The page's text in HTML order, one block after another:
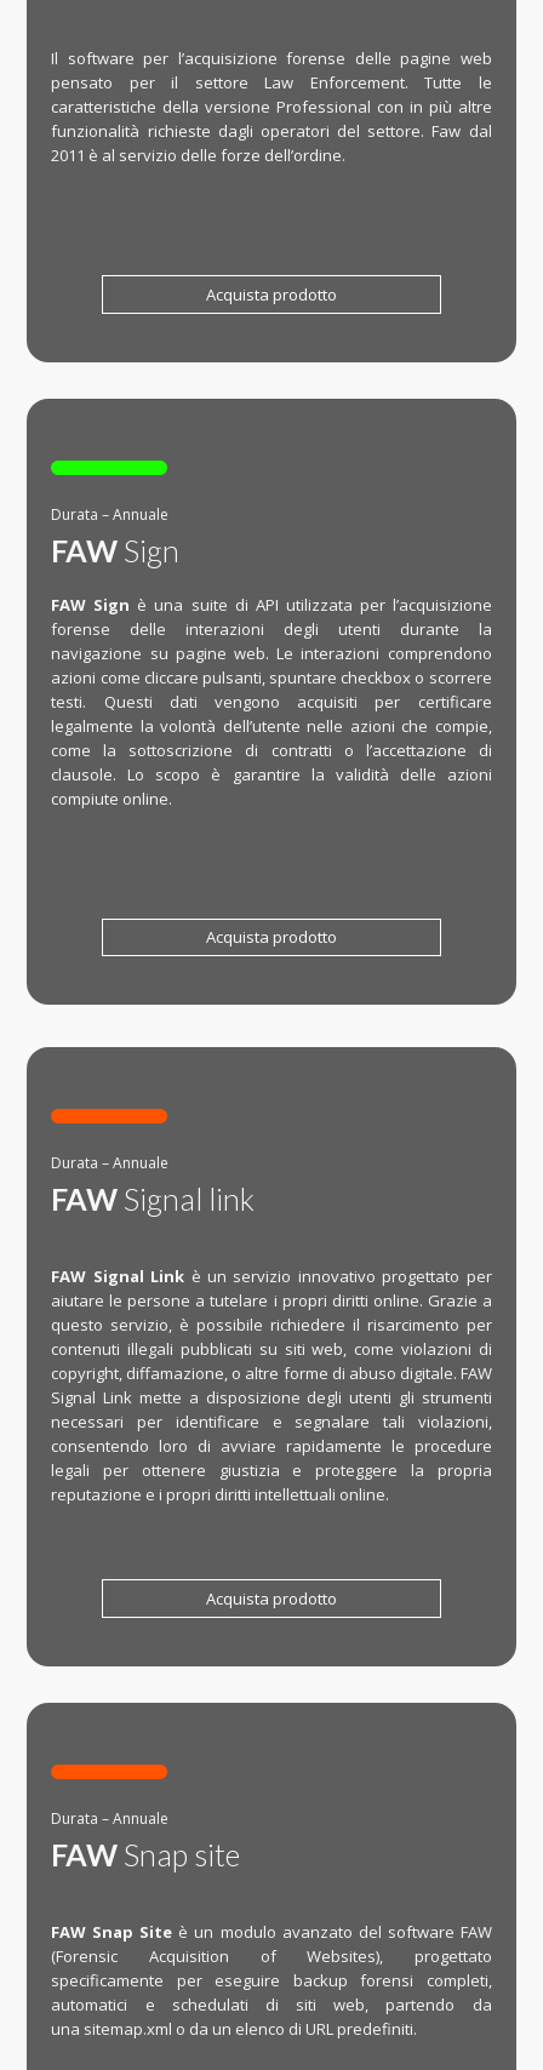
Il software per l’acquisizione forense delle pagine web
pensato per il settore Law Enforcement. Tutte le
caratteristiche della versione Professional con in più altre
funzionalità richieste dagli operatori del settore. Faw dal
2011 è al servizio delle forze dell’ordine.
Acquista prodotto

Durata – Annuale
FAW Sign
FAW Sign è una suite di API utilizzata per l’acquisizione
forense delle interazioni degli utenti durante la
navigazione su pagine web. Le interazioni comprendono
azioni come cliccare pulsanti, spuntare checkbox o scorrere
testi. Questi dati vengono acquisiti per certificare
legalmente la volontà dell’utente nelle azioni che compie,
come la sottoscrizione di contratti o l’accettazione di
clausole. Lo scopo è garantire la validità delle azioni
compiute online.
Acquista prodotto

Durata – Annuale
FAW Signal link
FAW Signal Link è un servizio innovativo progettato per
aiutare le persone a tutelare i propri diritti online. Grazie a
questo servizio, è possibile richiedere il risarcimento per
contenuti illegali pubblicati su siti web, come violazioni di
copyright, diffamazione, o altre forme di abuso digitale. FAW
Signal Link mette a disposizione degli utenti gli strumenti
necessari per identificare e segnalare tali violazioni,
consentendo loro di avviare rapidamente le procedure
legali per ottenere giustizia e proteggere la propria
reputazione e i propri diritti intellettuali online.
Acquista prodotto

Durata – Annuale
FAW Snap site
FAW Snap Site è un modulo avanzato del software FAW
(Forensic Acquisition of Websites), progettato
specificamente per eseguire backup forensi completi,
automatici e schedulati di siti web, partendo da
una sitemap.xml o da un elenco di URL predefiniti.